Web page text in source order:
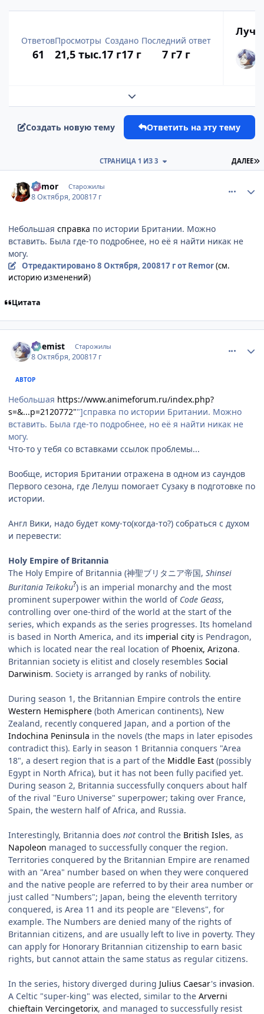
Ответов
61
Просмотры
21,5 тыс.
Создано
17 г17 г
Последний ответ
7 г7 г
Развернуть обзор темы
Создать новую тему Ответить на эту тему
ДАЛЕЕ
СТРАНИЦА 1 ИЗ 3
Remor Старожилы
8 Октября, 200817 г
Небольшая справка по истории Британии. Можно
вставить. Была где-то подробнее, но её я найти никак не
могу.
Отредактировано8 Октября, 200817 гот Remor(см.
историю изменений)
Цитата
Chemist Старожилы
8 Октября, 200817 г
АВТОР
Небольшая https://www.animeforum.ru/index.php?
s=&...p=2120772""]справка по истории Британии. Можно
вставить. Была где-то подробнее, но её я найти никак не
могу.
Что-то у тебя со вставками ссылок проблемы...
Вообще, история Британии отражена в одном из саундов
Первого сезона, где Лелуш помогает Сузаку в подготовке по
истории.
Англ Вики, надо будет кому-то(когда-то?) собраться с духом
и перевести:
Holy Empire of Britannia
The Holy Empire of Britannia (神聖ブリタニア帝国, Shinsei
Buritania Teikoku?) is an imperial monarchy and the most
prominent superpower within the world of Code Geass,
controlling over one-third of the world at the start of the
series, which expands as the series progresses. Its homeland
is based in North America, and its imperial city is Pendragon,
which is located near the real location of Phoenix, Arizona.
Britannian society is elitist and closely resembles Social
Darwinism. Society is arranged by ranks of nobility.
During season 1, the Britannian Empire controls the entire
Western Hemisphere (both American continents), New
Zealand, recently conquered Japan, and a portion of the
Indochina Peninsula in the novels (the maps in later episodes
contradict this). Early in season 1 Britannia conquers "Area
18", a desert region that is a part of the Middle East (possibly
Egypt in North Africa), but it has not been fully pacified yet.
During season 2, Britannia successfully conquers about half
of the rival "Euro Universe" superpower; taking over France,
Spain, the western half of Africa, and Russia.
Interestingly, Britannia does not control the British Isles, as
Napoleon managed to successfully conquer the region.
Territories conquered by the Britannian Empire are renamed
with an "Area" number based on when they were conquered
and the native people are referred to by their area number or
just called "Numbers"; Japan, being the eleventh territory
conquered, is Area 11 and its people are "Elevens", for
example. The Numbers are denied many of the rights of
Britannian citizens, and are usually left to live in poverty. They
can apply for Honorary Britannian citizenship to earn basic
rights, but cannot attain the same status as regular citizens.
In the series, history diverged during Julius Caesar's invasion.
A Celtic "super-king" was elected, similar to the Arverni
chieftain Vercingetorix, and managed to successfully resist